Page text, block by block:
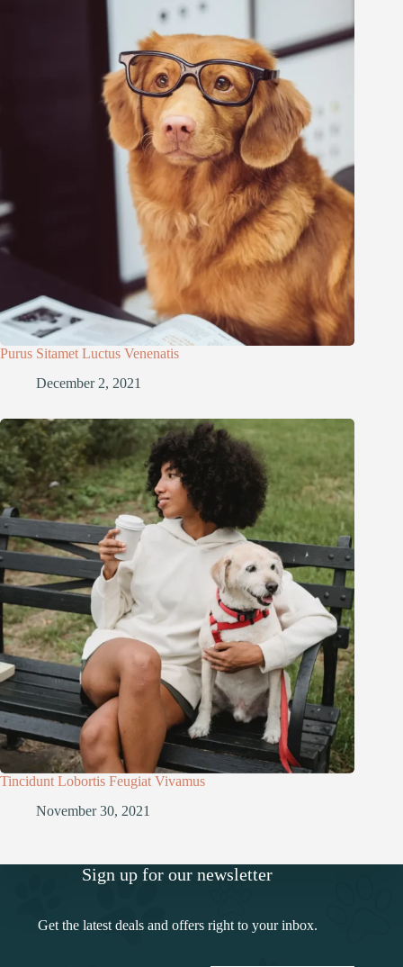
Purus Sitamet Luctus Venenatis
December 2, 2021
Tincidunt Lobortis Feugiat Vivamus
November 30, 2021
Sign up for our newsletter
Get the latest deals and offers right to your inbox.